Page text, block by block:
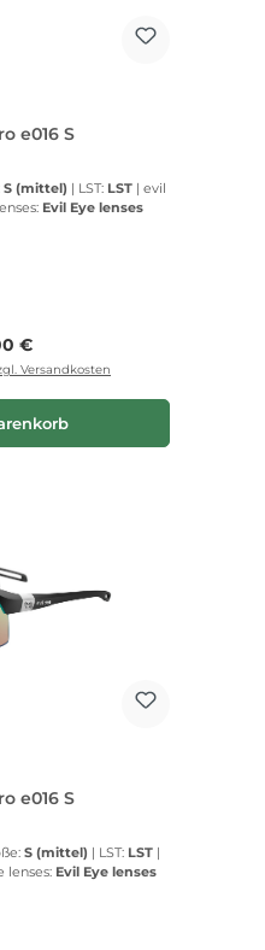
e016 S
S (mittel) | LST: LST |
Evil Eye lenses
Preis:
€
Versandkosten
e016 S
S (mittel) | LST: LST |
lenses: Evil Eye lenses